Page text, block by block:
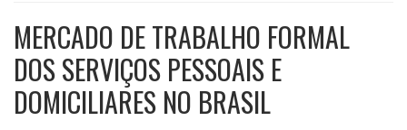
MERCADO DE TRABALHO FORMAL
DOS SERVIÇOS PESSOAIS E
DOMICILIARES NO BRASIL